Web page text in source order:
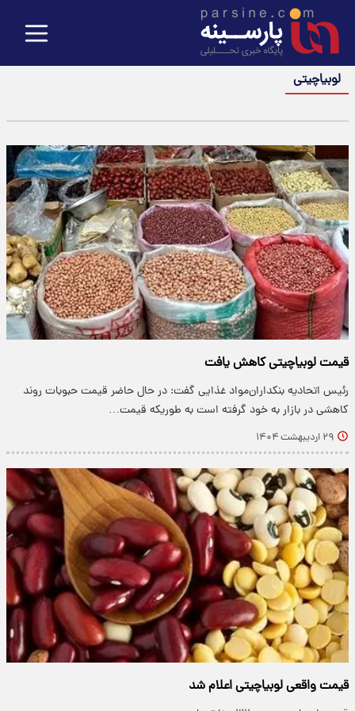
لوبیاچیتی
قیمت لوبیاچیتی کاهش یافت
رئیس اتحادیه بنکداران‌مواد غذایی گفت: در حال حاضر قیمت حبوبات روند
کاهشی در بازار به خود گرفته است به طوریکه قیمت…
۲۹ اردیبهشت ۱۴۰۴
قیمت واقعی لوبیاچیتی اعلام شد